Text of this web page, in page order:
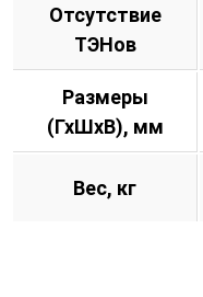
Отсутствие
ТЭНов
Размеры
(ГхШхВ), мм
Вес, кг